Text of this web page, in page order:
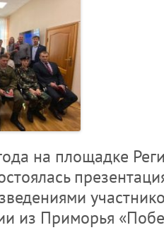
на площадке
из Приморья